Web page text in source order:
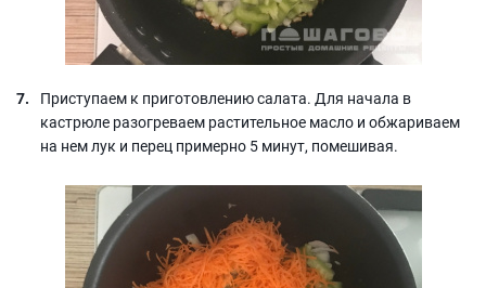
Приступаем к приготовлению салата. Для начала в
кастрюле разогреваем растительное масло и обжариваем
на нем лук и перец примерно 5 минут, помешивая.